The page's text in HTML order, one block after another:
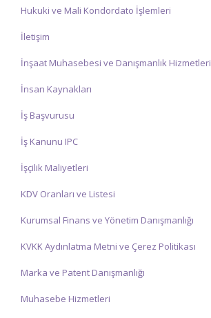
Hukuki ve Mali Kondordato İşlemleri
İletişim
İnşaat Muhasebesi ve Danışmanlık Hizmetleri
İnsan Kaynakları
İş Başvurusu
İş Kanunu IPC
İşçilik Maliyetleri
KDV Oranları ve Listesi
Kurumsal Finans ve Yönetim Danışmanlığı
KVKK Aydınlatma Metni ve Çerez Politikası
Marka ve Patent Danışmanlığı
Muhasebe Hizmetleri